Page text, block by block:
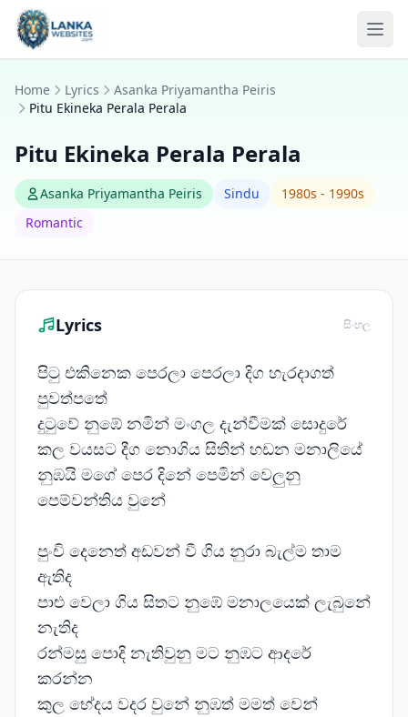
Skip to content
Home Lyrics
Asanka Priyamantha Peiris
Pitu Ekineka Perala Perala
Pitu Ekineka Perala Perala
Asanka Priyamantha Peiris Sindu
1980s - 1990s
Romantic
Lyrics සිංහල
පිටු එකිනෙක පෙරලා පෙරලා දිග හැරදාගත්
පුවත්පතේ
දුටුවේ නුඹේ නමින් මංගල දැන්වීමක් සොදුරේ
කල වයසට දීග නොගිය සිතින් හඩන මනාලියේ
නුඹයි මගේ පෙර දිනේ පෙමින් වෙලුනු
පෙම්වන්තිය වුනේ
පුංචි දෙනෙත් අඩවන් වී ගිය නුරා බැල්ම තාම
ඇතිද
පාළු වෙලා ගිය සිතට නුඹේ මනාලයෙක් ලැබුනේ
නැතිද
රන්මසු පොදි නැතිවුනු මට නුඹට ආදරේ
කරන්න
කුල භේදය වදර වුනේ නුඹත් මමත් වෙන්